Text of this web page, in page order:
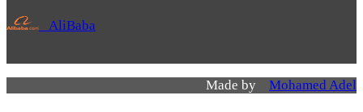
AliBaba
Made by Mohamed Adel